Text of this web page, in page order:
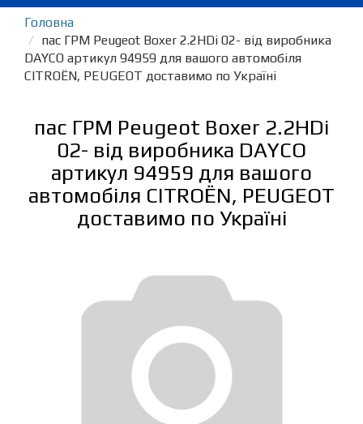
Головна
пас ГРМ Peugeot Boxer 2.2HDi 02- від виробника
DAYCO артикул 94959 для вашого автомобіля
CITROËN, PEUGEOT доставимо по Україні
пас ГРМ Peugeot Boxer 2.2HDi
02- від виробника DAYCO
артикул 94959 для вашого
автомобіля CITROËN, PEUGEOT
доставимо по Україні